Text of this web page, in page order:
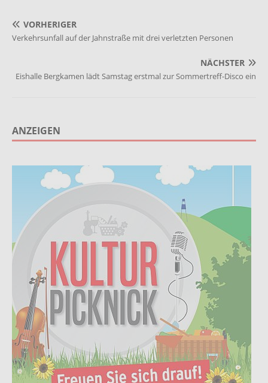
Mai2023_6
Mai2023_9
Mai2023_10
Mai2023_11
Mai2023_12
Mai2023_13
Mai2023_14
Mai2023_15
Mai2023_20
Mai2023_16
Mai2023_19
Mai2023_21
VORHERIGER
Verkehrsunfall auf der Jahnstraße mit drei verletzten Personen
NÄCHSTER
Eishalle Bergkamen lädt Samstag erstmal zur Sommertreff-Disco ein
ANZEIGEN